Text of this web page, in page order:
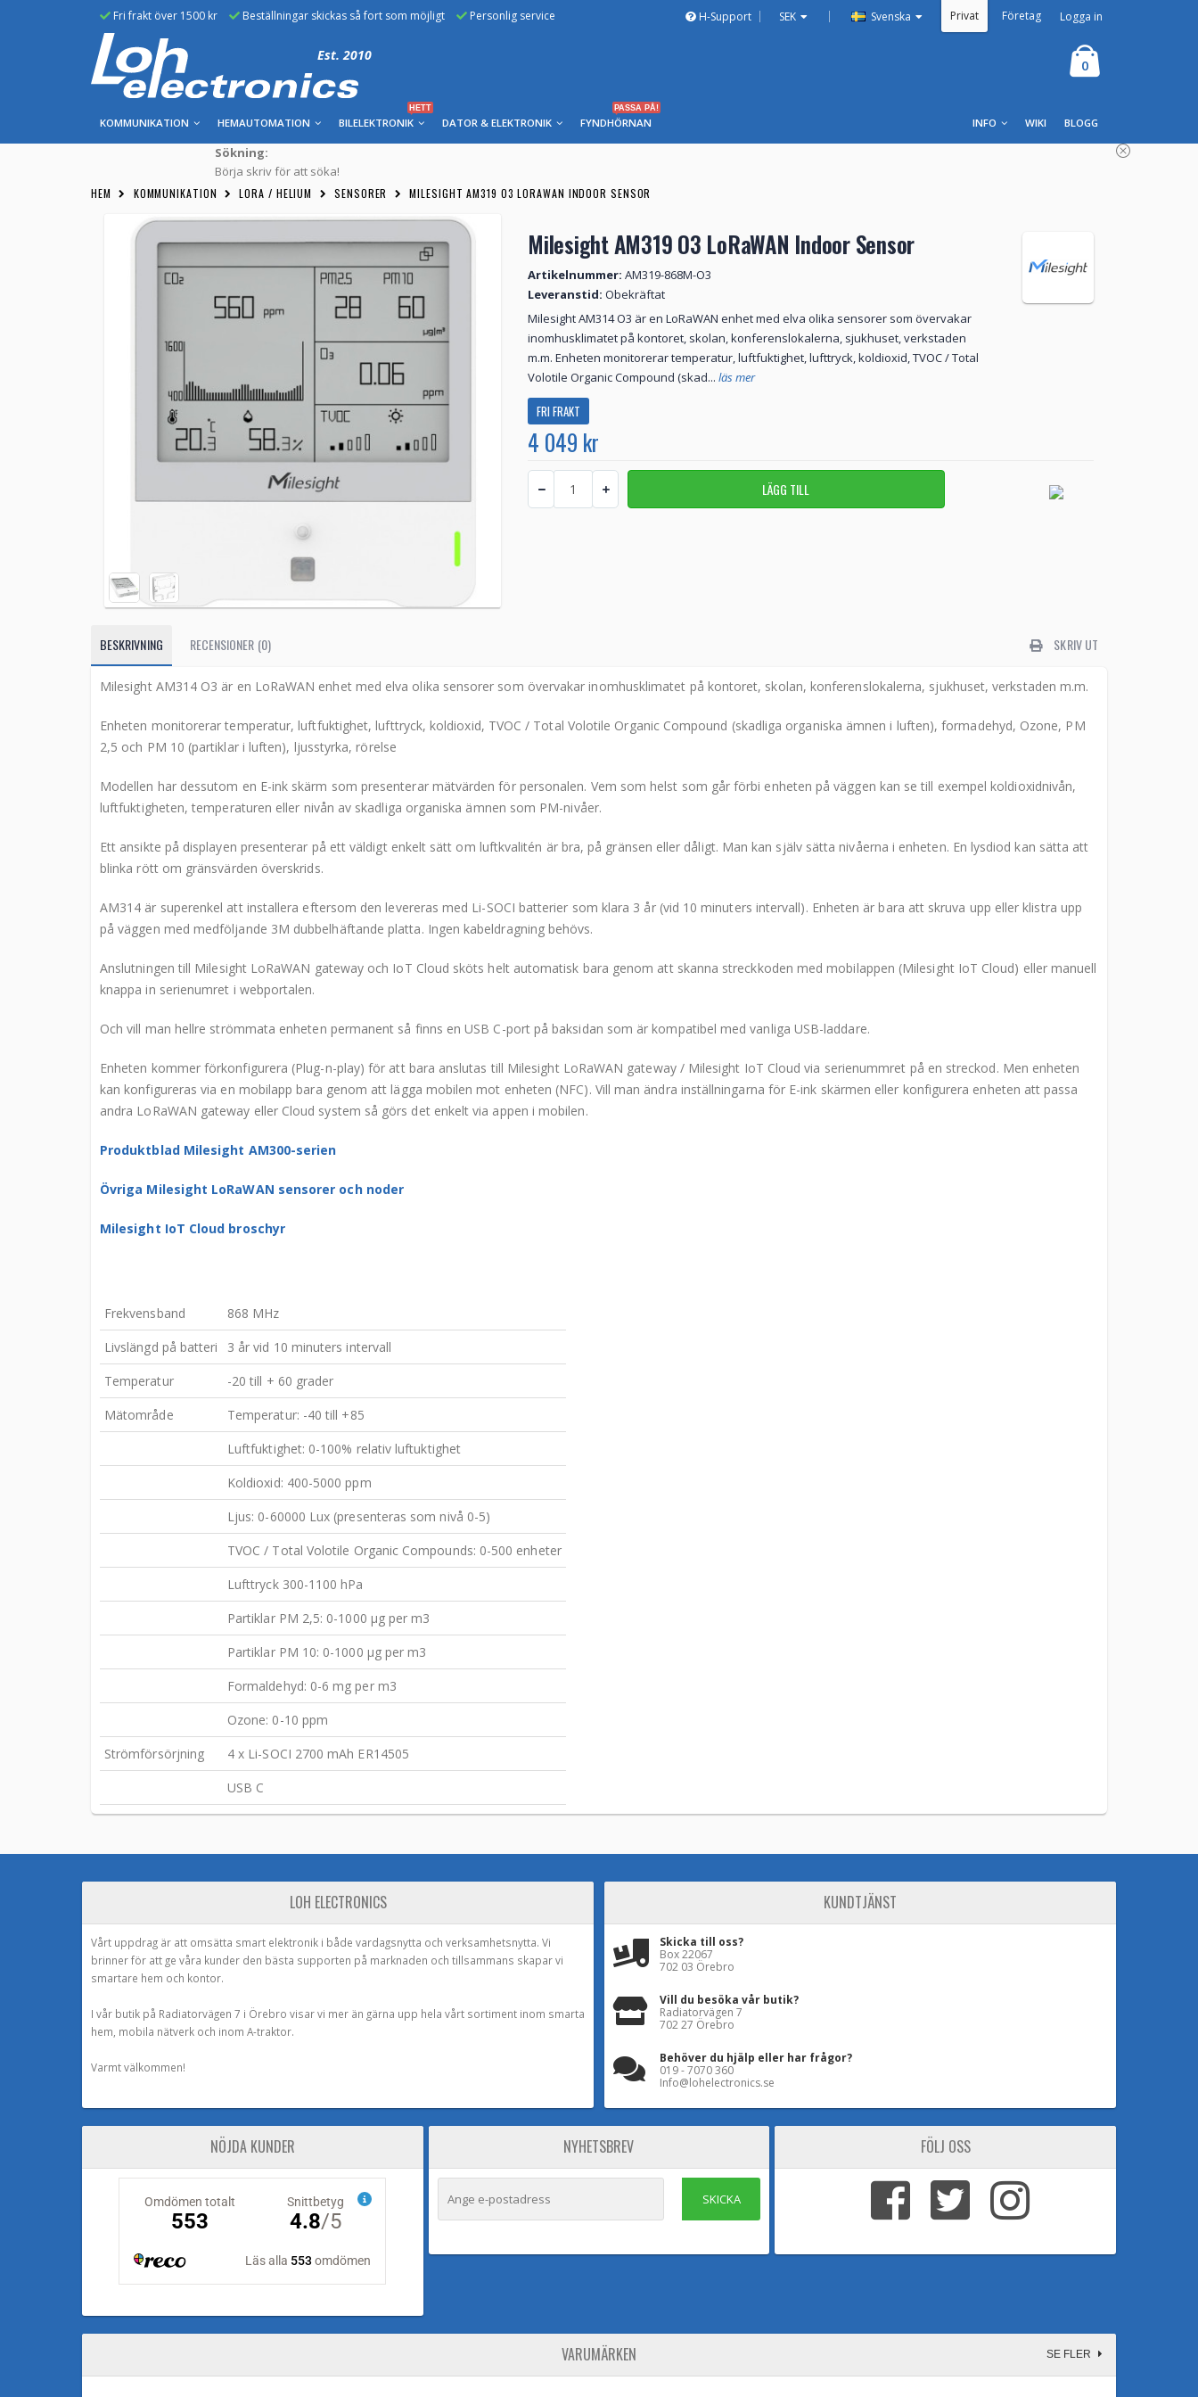
Fri frakt över 1500 kr Beställningar skickas så fort som möjligt Personlig service H-Support SEK | Svenska Privat Företag Logga in
Est. 2010
0
KOMMUNIKATION HEMAUTOMATION BILELEKTRONIK
HETT
DATOR & ELEKTRONIK FYNDHÖRNAN
PASSA PÅ!
BLOGG
WIKI
INFO
Sökning:
Börja skriv för att söka!
HEM KOMMUNIKATION LORA / HELIUM SENSORER MILESIGHT AM319 O3 LORAWAN INDOOR SENSOR
Milesight AM319 O3 LoRaWAN Indoor Sensor
Artikelnummer: AM319-868M-O3
Leveranstid: Obekräftat
Milesight AM314 O3 är en LoRaWAN enhet med elva olika sensorer som övervakar
inomhusklimatet på kontoret, skolan, konferenslokalerna, sjukhuset, verkstaden
m.m. Enheten monitorerar temperatur, luftfuktighet, lufttryck, koldioxid, TVOC / Total
Volotile Organic Compound (skad... läs mer
FRI FRAKT
4 049 kr
BESKRIVNING RECENSIONER (0) SKRIV UT
Milesight AM314 O3 är en LoRaWAN enhet med elva olika sensorer som övervakar inomhusklimatet på kontoret, skolan, konferenslokalerna, sjukhuset, verkstaden m.m.
Enheten monitorerar temperatur, luftfuktighet, lufttryck, koldioxid, TVOC / Total Volotile Organic Compound (skadliga organiska ämnen i luften), formadehyd, Ozone, PM
2,5 och PM 10 (partiklar i luften), ljusstyrka, rörelse
Modellen har dessutom en E-ink skärm som presenterar mätvärden för personalen. Vem som helst som går förbi enheten på väggen kan se till exempel koldioxidnivån,
luftfuktigheten, temperaturen eller nivån av skadliga organiska ämnen som PM-nivåer.
Ett ansikte på displayen presenterar på ett väldigt enkelt sätt om luftkvalitén är bra, på gränsen eller dåligt. Man kan själv sätta nivåerna i enheten. En lysdiod kan sätta att
blinka rött om gränsvärden överskrids.
AM314 är superenkel att installera eftersom den levereras med Li-SOCI batterier som klara 3 år (vid 10 minuters intervall). Enheten är bara att skruva upp eller klistra upp
på väggen med medföljande 3M dubbelhäftande platta. Ingen kabeldragning behövs.
Anslutningen till Milesight LoRaWAN gateway och IoT Cloud sköts helt automatisk bara genom att skanna streckkoden med mobilappen (Milesight IoT Cloud) eller manuell
knappa in serienumret i webportalen.
Och vill man hellre strömmata enheten permanent så finns en USB C-port på baksidan som är kompatibel med vanliga USB-laddare.
Enheten kommer förkonfigurera (Plug-n-play) för att bara anslutas till Milesight LoRaWAN gateway / Milesight IoT Cloud via serienummret på en streckod. Men enheten
kan konfigureras via en mobilapp bara genom att lägga mobilen mot enheten (NFC). Vill man ändra inställningarna för E-ink skärmen eller konfigurera enheten att passa
andra LoRaWAN gateway eller Cloud system så görs det enkelt via appen i mobilen.
Produktblad Milesight AM300-serien
Övriga Milesight LoRaWAN sensorer och noder
Milesight IoT Cloud broschyr
Frekvensband
868 MHz
Livslängd på batteri
3 år vid 10 minuters intervall
Temperatur
-20 till + 60 grader
Mätområde
Temperatur: -40 till +85
Luftfuktighet: 0-100% relativ luftuktighet
Koldioxid: 400-5000 ppm
Ljus: 0-60000 Lux (presenteras som nivå 0-5)
TVOC / Total Volotile Organic Compounds: 0-500 enheter
Lufttryck 300-1100 hPa
Partiklar PM 2,5: 0-1000 µg per m3
Partiklar PM 10: 0-1000 µg per m3
Formaldehyd: 0-6 mg per m3
Ozone: 0-10 ppm
Strömförsörjning
4 x Li-SOCI 2700 mAh ER14505
USB C
LOH ELECTRONICS
Vårt uppdrag är att omsätta smart elektronik i både vardagsnytta och verksamhetsnytta. Vi
brinner för att ge våra kunder den bästa supporten på marknaden och tillsammans skapar vi
smartare hem och kontor.
I vår butik på Radiatorvägen 7 i Örebro visar vi mer än gärna upp hela vårt sortiment inom smarta
hem, mobila nätverk och inom A-traktor.
Varmt välkommen!
KUNDTJÄNST
Skicka till oss?
Box 22067
702 03 Örebro
Vill du besöka vår butik?
Radiatorvägen 7
702 27 Örebro
Behöver du hjälp eller har frågor?
019 - 7070 360
Info@lohelectronics.se
NÖJDA KUNDER NYHETSBREV
SKICKA
FÖLJ OSS
VARUMÄRKEN SE FLER